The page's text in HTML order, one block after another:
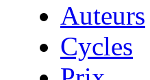
Auteurs
Cycles